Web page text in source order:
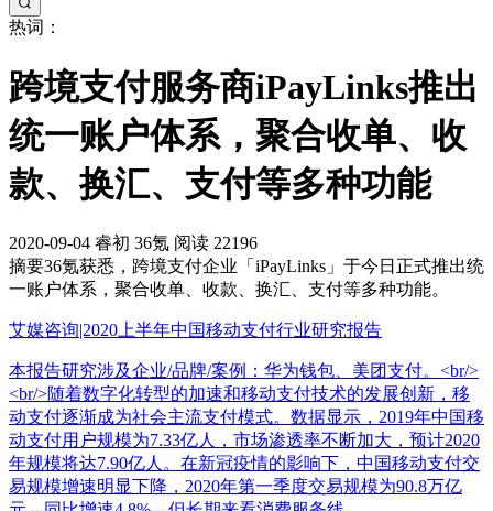
热词：
跨境支付服务商iPayLinks推出
统一账户体系，聚合收单、收
款、换汇、支付等多种功能
2020-09-04 睿初 36氪 阅读 22196
摘要36氪获悉，跨境支付企业「iPayLinks」于今日正式推出统
一账户体系，聚合收单、收款、换汇、支付等多种功能。
艾媒咨询|2020上半年中国移动支付行业研究报告
本报告研究涉及企业/品牌/案例：华为钱包、美团支付。<br/>
<br/>随着数字化转型的加速和移动支付技术的发展创新，移
动支付逐渐成为社会主流支付模式。数据显示，2019年中国移
动支付用户规模为7.33亿人，市场渗透率不断加大，预计2020
年规模将达7.90亿人。在新冠疫情的影响下，中国移动支付交
易规模增速明显下降，2020年第一季度交易规模为90.8万亿